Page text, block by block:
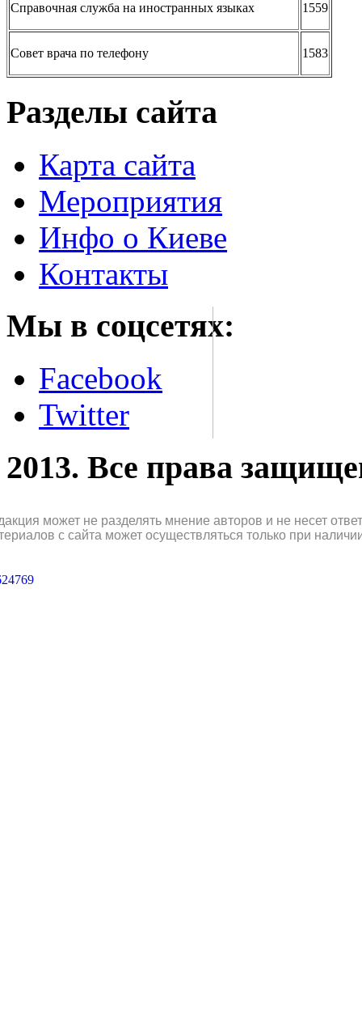
Справочная служба на иностранных языках 1559
Совет врача по телефону 1583
Разделы сайта
Карта сайта
Мероприятия
Инфо о Киеве
Контакты
Мы в соцсетях:
Facebook
Twitter
2013. Все права
может не разделять мнение авторов и не несет
с сайта может осуществляться только при